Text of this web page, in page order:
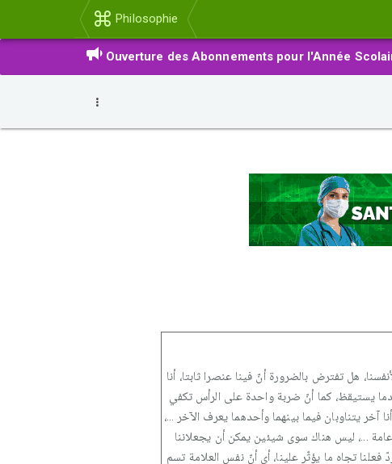
Philosophie
Ouverture des Abonnements pour l'Année
هل تفترض بالضرورة أنّ فينا عنصرا ثابتا، أنا
يستيقظ، كما أنّ ضربة واحدة على الرأس تكفي
آخر يتناوبان فيما بينهما وأحدهما يعرف الآخر ...،
عامة ...، ليس هناك سوى شيئين يمكن أن يجعلاننا
تجاه ما يؤثّر علينا، أي أنّ نفس العلامة تسم